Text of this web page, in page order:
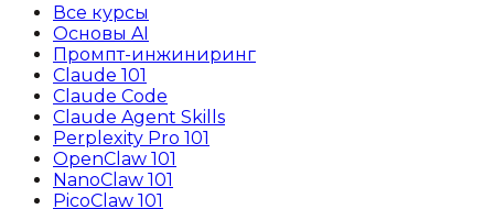
Все курсы
Основы AI
Промпт-инжиниринг
Claude 101
Claude Code
Claude Agent Skills
Perplexity Pro 101
OpenClaw 101
NanoClaw 101
PicoClaw 101